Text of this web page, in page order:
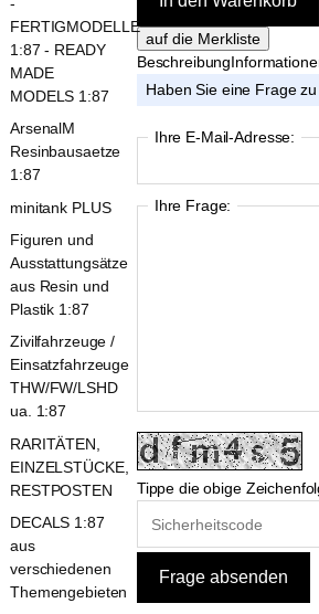
Beschreibung
Haben Sie eine Frage
Ihre E-Mail-Adresse:
Ihre Frage:
Tippe die obige
FERTIGMODELLE
1:87 - READY
MADE
MODELS 1:87
ArsenalM
Resinbausaetze
1:87
minitank PLUS
Figuren und
Ausstattungsätze
aus Resin und
Plastik 1:87
Zivilfahrzeuge /
Einsatzfahrzeuge
THW/FW/LSHD
ua. 1:87
RARITÄTEN,
EINZELSTÜCKE,
RESTPOSTEN
DECALS 1:87
aus
verschiedenen
Themengebieten